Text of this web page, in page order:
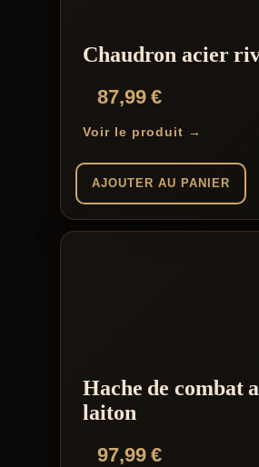
Chaudron acier
87,99€
Voir le produit →
AJOUTER AU PANIER
Hache de combat
laiton
97,99€